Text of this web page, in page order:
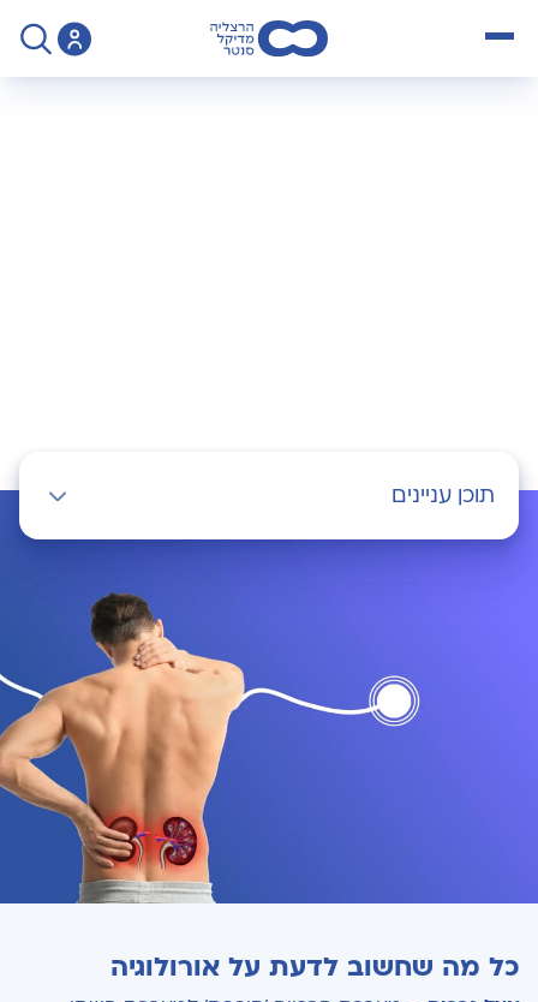
תוכן עניינים
טיפולים וניתוחים שניתן לבצע אצלנו:
ניתוחים רובוטיים באורולוגיה
למה לבצע ניתוחים וטיפולים אורולוגיים בהרצליה
אורולוגיה מטפלת בתופעות בריאותיות שונות,
המתפתחות במערכות השתן (גברים ונשים) וכן
במערכת הרבייה הגברית. בהרצליה מדיקל סנטר,
אנו מציעים לכם מגוון רחב של פתרונות
מתקדמים בתחום האורולוגיה, המתבצים על ידי
מיטב האורולוגים הבכירים והמנוסים שלנו.
לרופאים בתחום
כל מה שחשוב לדעת על אורולוגיה